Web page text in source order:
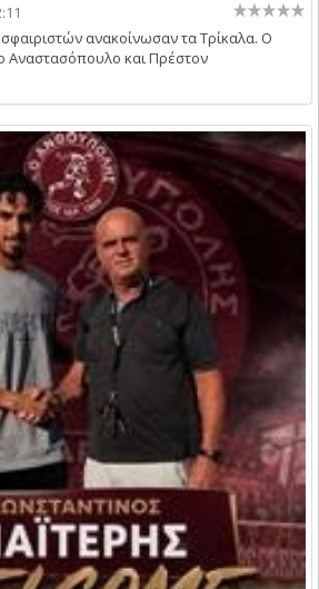
ανακοίνωσαν τα Τρίκαλα. Ο
Αναστασόπουλο και Πρέστον